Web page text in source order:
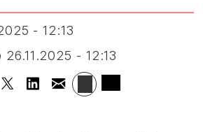
- 12:13
26.11.2025 - 12:13